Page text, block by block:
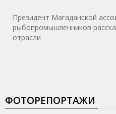
Президент Магаданской
рыбопромышленников
отрасли
ФОТОРЕПОРТАЖИ